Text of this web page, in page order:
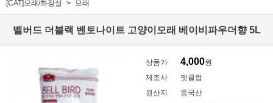
[CAT]모래/화장실 모래
벨버드 더블랙 벤토나이트 고양이모래 베이비파우더향 5L
상품가 4,000원
제조사
펫클럽
원산지
중국산